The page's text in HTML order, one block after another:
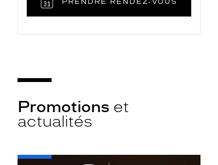
PRENDRE RENDEZ‑VOUS
Promotions et
actualités
-